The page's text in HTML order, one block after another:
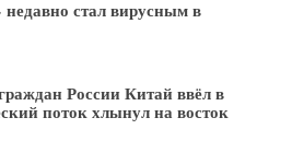
стал вирусным в
России Китай ввёл в
поток хлынул на восток